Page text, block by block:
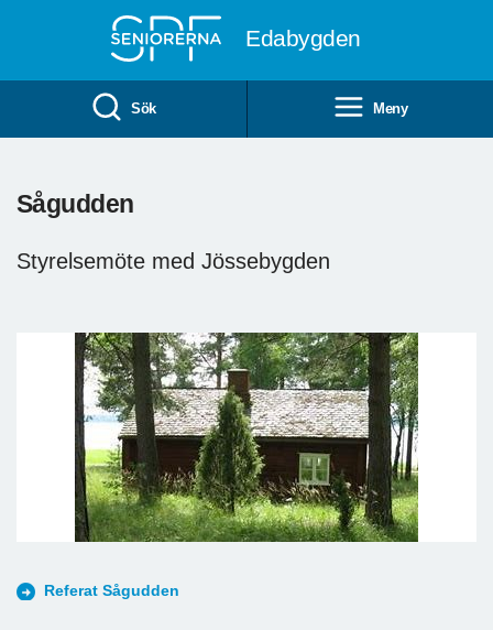
Edabygden
Sök Meny
Sågudden
Styrelsemöte med Jössebygden
Referat Sågudden